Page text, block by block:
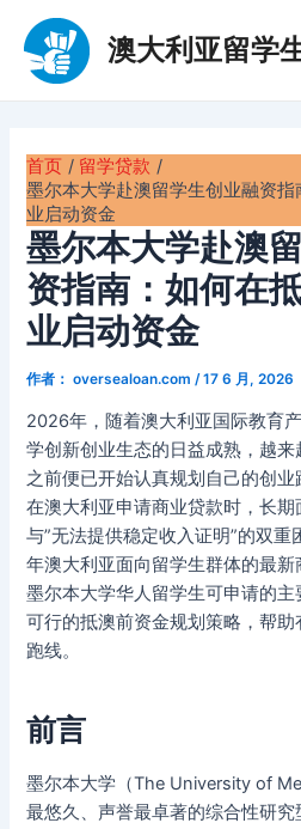
澳大利亚留学
首页
留学贷款
墨尔本大学赴澳留学生创业融资
业启动资金
墨尔本大学赴澳
资指南：如何在
业启动资金
作者： oversealoan.com/17 6 月, 2026
2026年，随着澳大利亚国际教育
学创新创业生态的日益成熟，越
之前便已开始认真规划自己的创
在澳大利亚申请商业贷款时，长期
与”无法提供稳定收入证明”的双
年澳大利亚面向留学生群体的最
墨尔本大学华人留学生可申请的
可行的抵澳前资金规划策略，帮
跑线。
前言
墨尔本大学（The University of
最悠久、声誉最卓著的综合性研